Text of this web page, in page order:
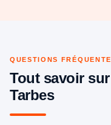
QUESTIONS
Tout savoir
Tarbes